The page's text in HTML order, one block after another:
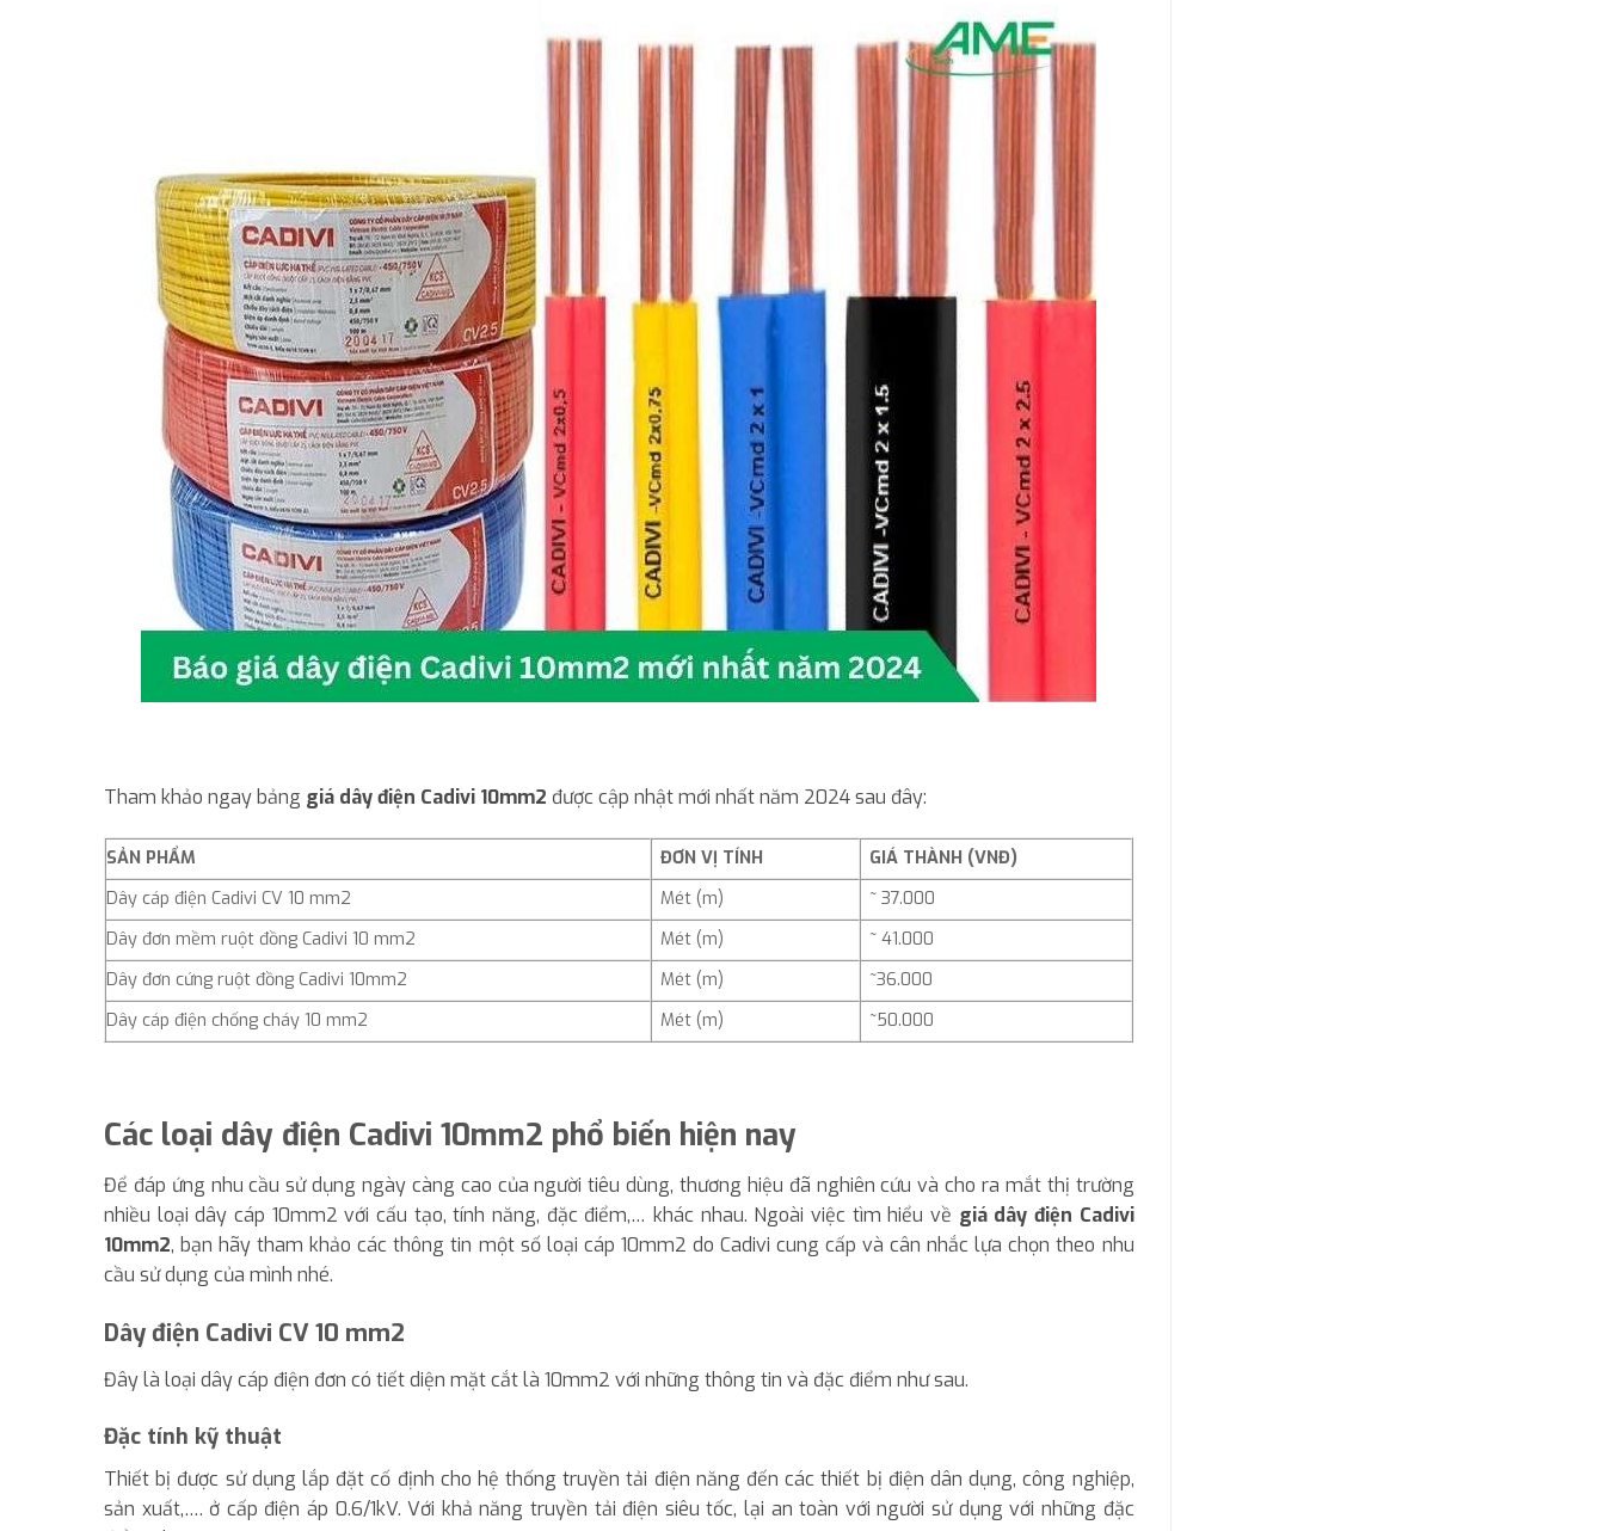
Tham khảo ngay bảng giá dây điện Cadivi 10mm2 được cập nhật mới nhất năm 2024 sau đây:
SẢN PHẨM ĐƠN VỊ TÍNH GIÁ THÀNH (VNĐ)
Dây cáp điện Cadivi CV 10 mm2
Mét (m)
~ 37.000
Dây đơn mềm ruột đồng Cadivi 10 mm2
Mét (m)
~ 41.000
Dây đơn cứng ruột đồng Cadivi 10mm2
Mét (m)
~36.000
Dây cáp điện chống cháy 10 mm2
Mét (m) ~50.000
Các loại dây điện Cadivi 10mm2 phổ biến hiện nay
Để đáp ứng nhu cầu sử dụng ngày càng cao của người tiêu dùng, thương hiệu đã nghiên cứu và cho ra mắt thị trường
nhiều loại dây cáp 10mm2 với cấu tạo, tính năng, đặc điểm,… khác nhau. Ngoài việc tìm hiểu về giá dây điện Cadivi
10mm2, bạn hãy tham khảo các thông tin một số loại cáp 10mm2 do Cadivi cung cấp và cân nhắc lựa chọn theo nhu
cầu sử dụng của mình nhé.
Dây điện Cadivi CV 10 mm2
Đây là loại dây cáp điện đơn có tiết diện mặt cắt là 10mm2 với những thông tin và đặc điểm như sau.
Đặc tính kỹ thuật
Thiết bị được sử dụng lắp đặt cố định cho hệ thống truyền tải điện năng đến các thiết bị điện dân dụng, công nghiệp,
sản xuất,…. ở cấp điện áp 0.6/1kV. Với khả năng truyền tải điện siêu tốc, lại an toàn với người sử dụng với những đặc